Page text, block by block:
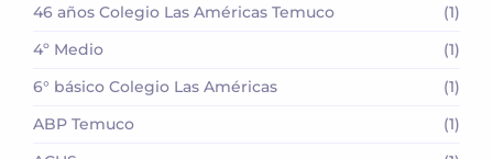
46 años Colegio Las Américas Temuco
(1)
4º Medio
(1)
6° básico Colegio Las Américas
(1)
ABP Temuco
(1)